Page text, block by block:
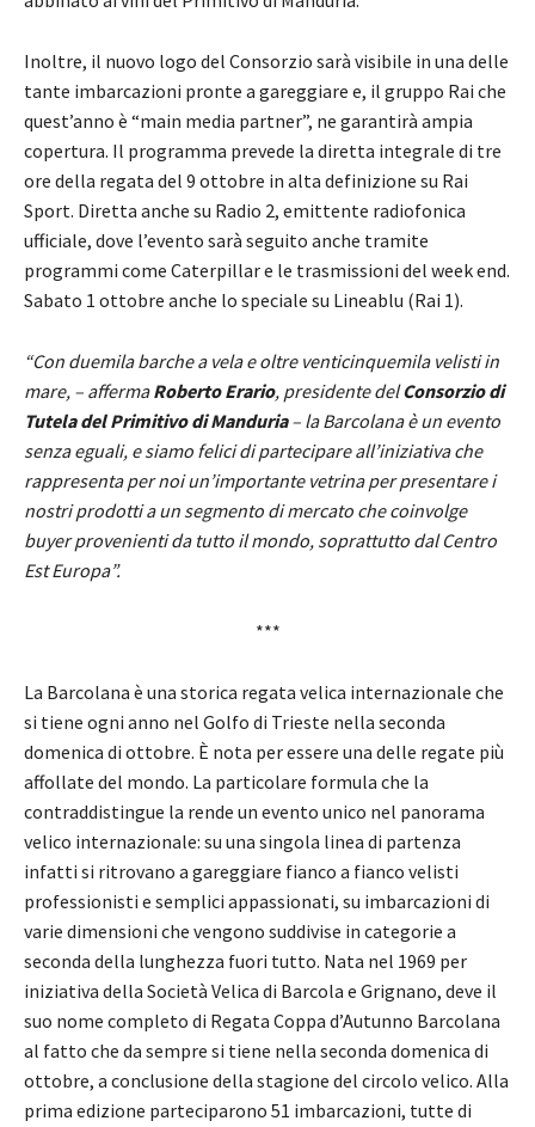
Inoltre, il nuovo logo del Consorzio sarà visibile in una delle
tante imbarcazioni pronte a gareggiare e, il gruppo Rai che
quest’anno è “main media partner”, ne garantirà ampia
copertura. Il programma prevede la diretta integrale di tre
ore della regata del 9 ottobre in alta definizione su Rai
Sport. Diretta anche su Radio 2, emittente radiofonica
ufficiale, dove l’evento sarà seguito anche tramite
programmi come Caterpillar e le trasmissioni del week end.
Sabato 1 ottobre anche lo speciale su Lineablu (Rai 1).
“Con duemila barche a vela e oltre venticinquemila velisti in
mare, – affermaRoberto Erario, presidente delConsorzio di
Tutela del Primitivo di Manduria– la Barcolana è un evento
senza eguali, e siamo felici di partecipare all’iniziativa che
rappresenta per noi un’importante vetrina per presentare i
nostri prodotti a un segmento di mercato che coinvolge
buyer provenienti da tutto il mondo, soprattutto dal Centro
Est Europa”.
***
La Barcolana è una storica regata velica internazionale che
si tiene ogni anno nel Golfo di Trieste nella seconda
domenica di ottobre. È nota per essere una delle regate più
affollate del mondo. La particolare formula che la
contraddistingue la rende un evento unico nel panorama
velico internazionale: su una singola linea di partenza
infatti si ritrovano a gareggiare fianco a fianco velisti
professionisti e semplici appassionati, su imbarcazioni di
varie dimensioni che vengono suddivise in categorie a
seconda della lunghezza fuori tutto. Nata nel 1969 per
iniziativa della Società Velica di Barcola e Grignano, deve il
suo nome completo di Regata Coppa d’Autunno Barcolana
al fatto che da sempre si tiene nella seconda domenica di
ottobre, a conclusione della stagione del circolo velico. Alla
prima edizione parteciparono 51 imbarcazioni, tutte di